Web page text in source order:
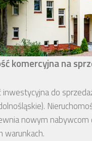
komercyjna na
inwestycyjna do
nowym